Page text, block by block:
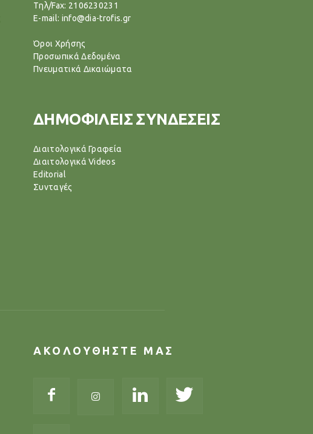
Tηλ/Fax: 2106230231
E-mail: info@dia-trofis.gr
Όροι Χρήσης
Προσωπικά Δεδομένα
Πνευματικά Δικαιώματα
ΔΗΜΟΦΙΛΕΙΣ ΣΥΝΔΕΣΕΙΣ
Διαιτολογικά Γραφεία
Διαιτολογικά Videos
Editorial
Συνταγές
ΑΚΟΛΟΥΘΗΣΤΕ ΜΑΣ